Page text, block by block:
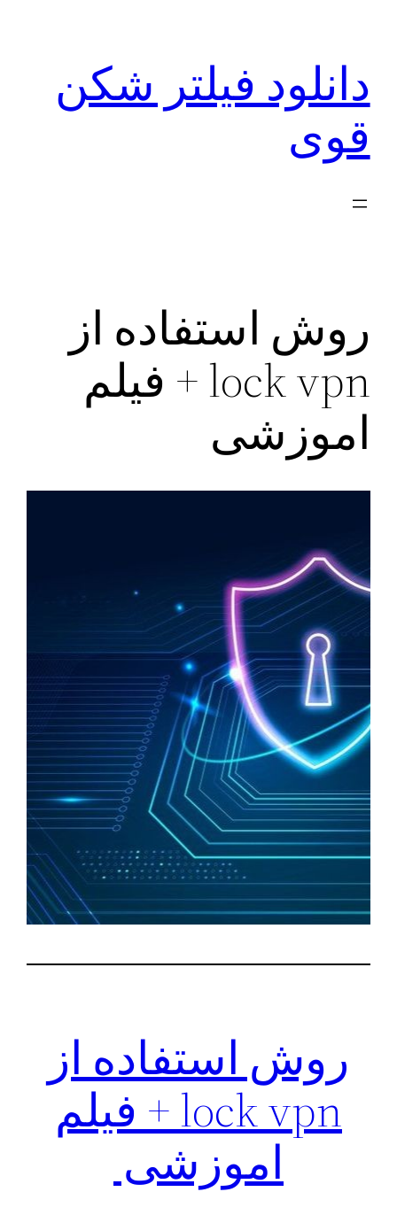
دانلود فیلتر شکن
قوی
روش استفاده از
lock vpn + فیلم
اموزشی
روش استفاده از
lock vpn + فیلم
اموزشی